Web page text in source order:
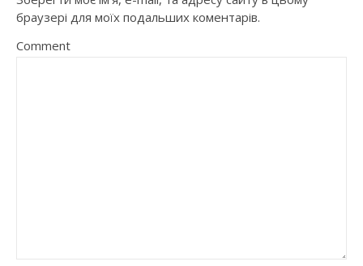
браузері для моїх подальших коментарів.
Comment